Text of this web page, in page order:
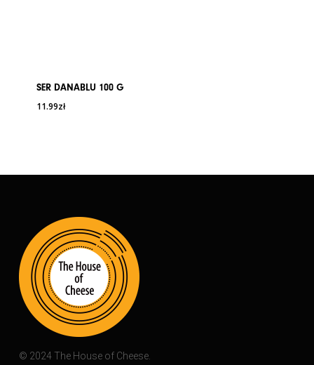
SER DANABLU 100 G
11.99zł
© 2024 The House of Cheese.